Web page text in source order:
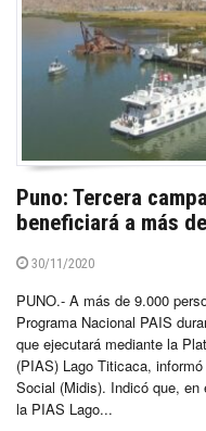
Puno: Tercera
beneficiará a más
30/11/2020
PUNO.- A más de 9.000
Programa Nacional PAIS
que ejecutará mediante la
(PIAS) Lago Titicaca,
Social (Midis). Indicó que,
la PIAS Lago...